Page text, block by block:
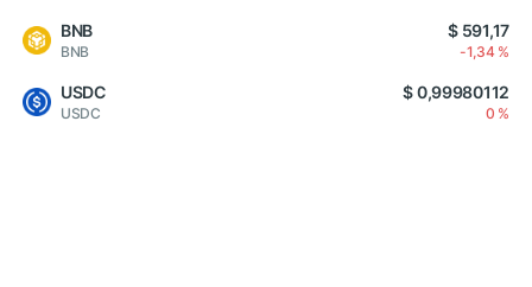
BNB
BNB
$ 591,17
-1,34 %
USDC
USDC
$ 0,99980112
0 %